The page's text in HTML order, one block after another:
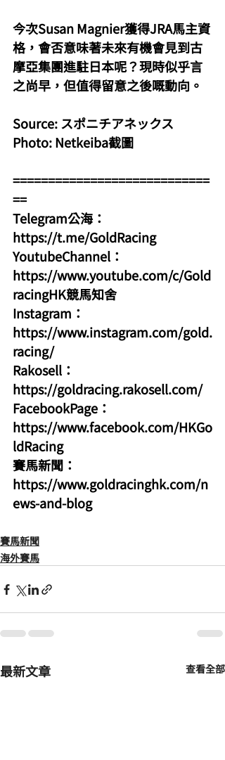
今次Susan Magnier獲得JRA馬主資
格，會否意味著未來有機會見到古
摩亞集團進駐日本呢？現時似乎言
之尚早，但值得留意之後嘅動向。
Source: スポニチアネックス
Photo: Netkeiba截圖
============================
==
Telegram公海：
https://t.me/GoldRacing
YoutubeChannel：
https://www.youtube.com/c/Gold
racingHK競馬知舍
Instagram：
https://www.instagram.com/gold.
racing/
Rakosell：
https://goldracing.rakosell.com/
FacebookPage：
https://www.facebook.com/HKGo
ldRacing
賽馬新聞：
https://www.goldracinghk.com/n
ews-and-blog
賽馬新聞
海外賽馬
最新文章 查看全部